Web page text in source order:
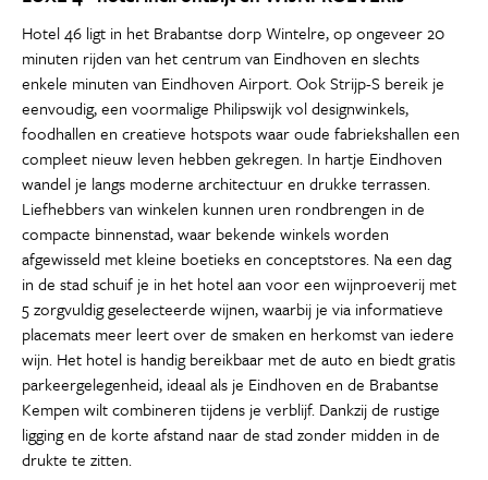
Hotel 46 ligt in het Brabantse dorp Wintelre, op ongeveer 20
minuten rijden van het centrum van Eindhoven en slechts
enkele minuten van Eindhoven Airport. Ook Strijp-S bereik je
eenvoudig, een voormalige Philipswijk vol designwinkels,
foodhallen en creatieve hotspots waar oude fabriekshallen een
compleet nieuw leven hebben gekregen. In hartje Eindhoven
wandel je langs moderne architectuur en drukke terrassen.
Liefhebbers van winkelen kunnen uren rondbrengen in de
compacte binnenstad, waar bekende winkels worden
afgewisseld met kleine boetieks en conceptstores. Na een dag
in de stad schuif je in het hotel aan voor een wijnproeverij met
5 zorgvuldig geselecteerde wijnen, waarbij je via informatieve
placemats meer leert over de smaken en herkomst van iedere
wijn. Het hotel is handig bereikbaar met de auto en biedt gratis
parkeergelegenheid, ideaal als je Eindhoven en de Brabantse
Kempen wilt combineren tijdens je verblijf. Dankzij de rustige
ligging en de korte afstand naar de stad zonder midden in de
drukte te zitten.